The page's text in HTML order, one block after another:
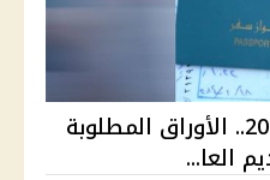
استخراج جواز السفر 2026.. الأوراق المطلوبة
العا...